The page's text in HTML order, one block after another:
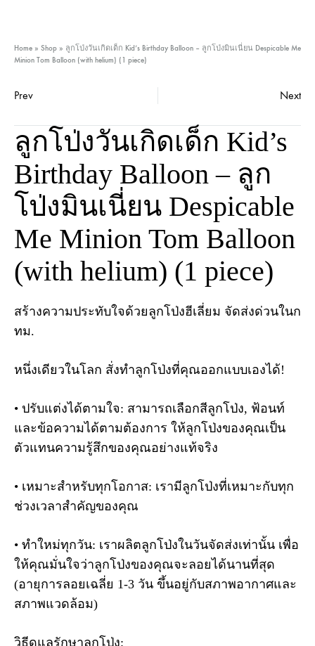
Home » Shop » ลูกโป่งวันเกิดเด็ก Kid’s Birthday Balloon – ลูกโป่งมินเนี่ยน Despicable Me
Minion Tom Balloon (with helium) (1 piece)
Product
navigation
Prev Next
ลูกโป่งวันเกิดเด็ก Kid’s
Birthday Balloon – ลูก
โป่งมินเนี่ยน Despicable
Me Minion Tom Balloon
(with helium) (1 piece)
สร้างความประทับใจด้วยลูกโป่งฮีเลี่ยม จัดส่งด่วนในก
ทม.
หนึ่งเดียวในโลก สั่งทำลูกโป่งที่คุณออกแบบเองได้!
• ปรับแต่งได้ตามใจ: สามารถเลือกสีลูกโป่ง, ฟ้อนท์
และข้อความได้ตามต้องการ ให้ลูกโป่งของคุณเป็น
ตัวแทนความรู้สึกของคุณอย่างแท้จริง
• เหมาะสำหรับทุกโอกาส: เรามีลูกโป่งที่เหมาะกับทุก
ช่วงเวลาสำคัญของคุณ
• ทำใหม่ทุกวัน: เราผลิตลูกโป่งในวันจัดส่งเท่านั้น เพื่อ
ให้คุณมั่นใจว่าลูกโป่งของคุณจะลอยได้นานที่สุด
(อายุการลอยเฉลี่ย 1-3 วัน ขึ้นอยู่กับสภาพอากาศและ
สภาพแวดล้อม)
วิธีดูแลรักษาลูกโป่ง: